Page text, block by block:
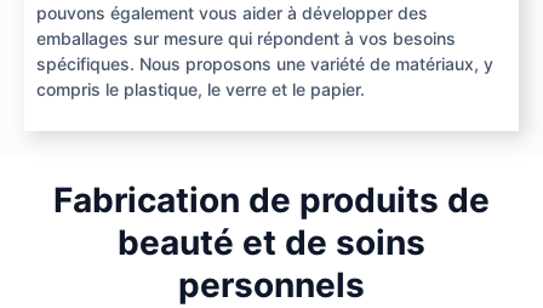
pouvons également vous aider à développer des
emballages sur mesure qui répondent à vos besoins
spécifiques. Nous proposons une variété de matériaux, y
compris le plastique, le verre et le papier.
Fabrication de produits de
beauté et de soins
personnels